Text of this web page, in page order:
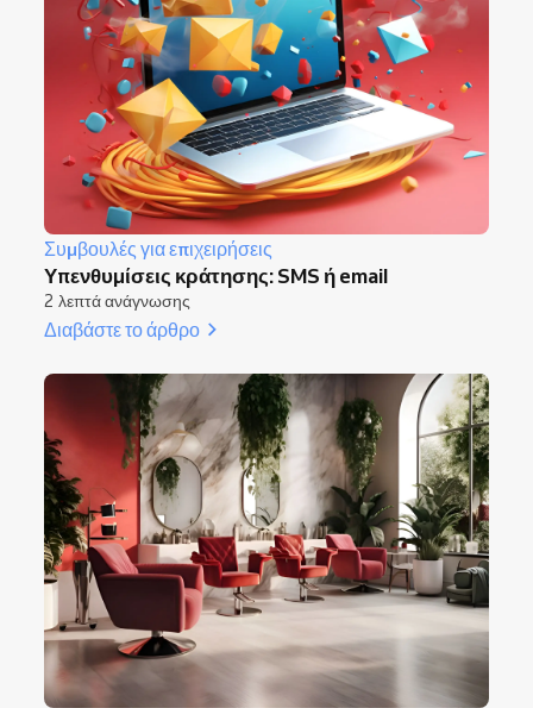
Συμβουλές για επιχειρήσεις
Υπενθυμίσεις κράτησης: SMS ή email
2 λεπτά ανάγνωσης
Διαβάστε το άρθρο